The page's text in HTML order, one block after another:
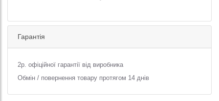
Гарантія
2р. офіційної гарантії від виробника
Обмін / повернення товару протягом 14 днів